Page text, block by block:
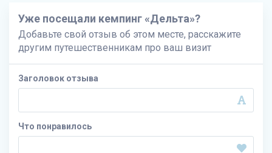
Уже посещали кемпинг «Дельта»?
Добавьте свой отзыв об этом месте, расскажите
другим путешественникам про ваш визит
Заголовок отзыва
Что понравилось